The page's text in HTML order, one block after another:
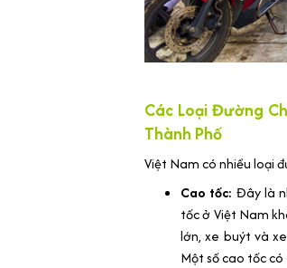
Các Loại Đường
Thành Phố
Việt Nam có nhiều loại
Cao tốc: Đây là
tốc ở Việt Nam
lớn, xe buýt và
Một số cao tốc